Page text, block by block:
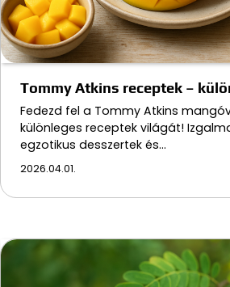
Tommy Atkins receptek –
Fedezd fel a Tommy Atkins
különleges receptek világát!
egzotikus desszertek és…
2026.04.01.